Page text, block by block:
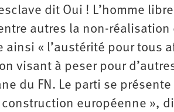
dit Oui ! L’homme
autres la non-­réalisation
ainsi « l’austérité pour tous
visant à peser pour
du FN. Le parti se
européenne »,